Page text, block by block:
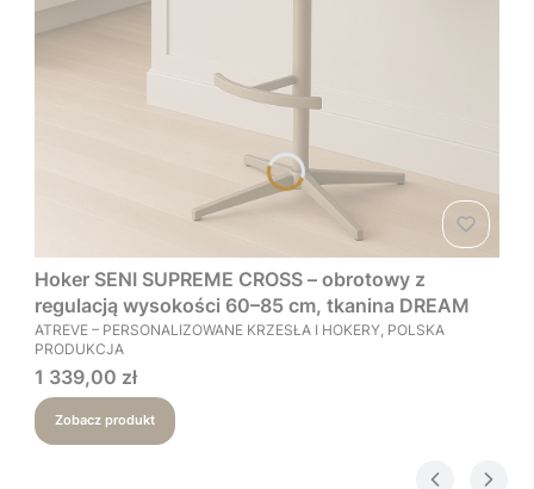
Hoker SENI SUPREME CROSS – obrotowy z
regulacją wysokości 60–85 cm, tkanina DREAM
PRODUCENT
ATREVE – PERSONALIZOWANE KRZESŁA I HOKERY, POLSKA
PRODUKCJA
Cena
1 339,00 zł
Zobacz produkt